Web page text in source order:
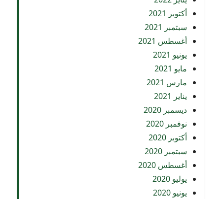
أكتوبر 2021
سبتمبر 2021
أغسطس 2021
يونيو 2021
مايو 2021
مارس 2021
يناير 2021
ديسمبر 2020
نوفمبر 2020
أكتوبر 2020
سبتمبر 2020
أغسطس 2020
يوليو 2020
يونيو 2020